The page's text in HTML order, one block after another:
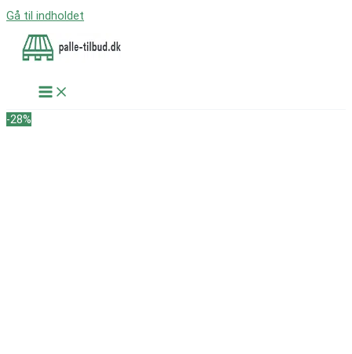
Gå til indholdet
-28%